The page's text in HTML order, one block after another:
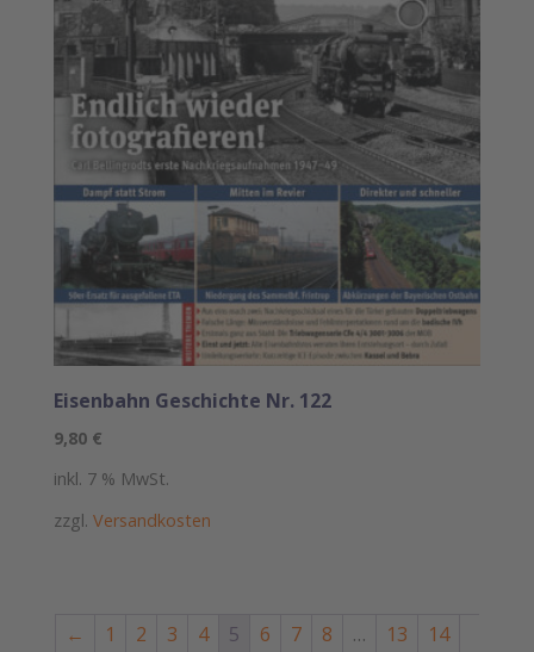
Eisenbahn Geschichte Nr. 122
9,80 €
inkl. 7 % MwSt.
zzgl. Versandkosten
← 1 2 3 4 5 6 7 8 … 13
14